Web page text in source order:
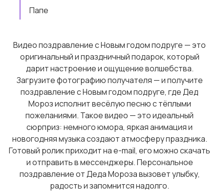
Папе
Видео поздравление с Новым годом подруге — это
оригинальный и праздничный подарок, который
дарит настроение и ощущение волшебства.
Загрузите фотографию получателя — и получите
поздравление с Новым годом подруге, где Дед
Мороз исполнит весёлую песню с тёплыми
пожеланиями. Такое видео — это идеальный
сюрприз: немного юмора, яркая анимация и
новогодняя музыка создают атмосферу праздника.
Готовый ролик приходит на e-mail, его можно скачать
и отправить в мессенджеры. Персональное
поздравление от Деда Мороза вызовет улыбку,
радость и запомнится надолго.